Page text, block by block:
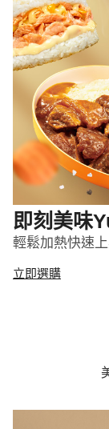
即刻美味
輕鬆加熱快速
立即選購